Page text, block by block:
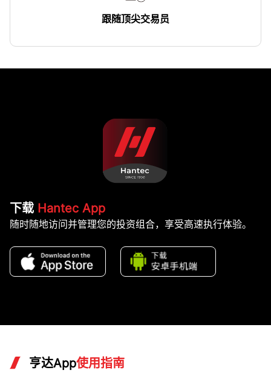
跟随顶尖交易员
下载 Hantec App
随时随地访问并管理您的投资组合，享受高速执行体验。
亨达App使用指南